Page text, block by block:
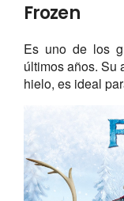
Frozen
Es uno de los
últimos años. Su
hielo, es ideal